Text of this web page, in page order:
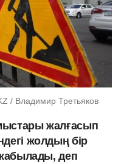
/ Владимир Третьяков
жалғасып
жолдың бір
жабылады, деп